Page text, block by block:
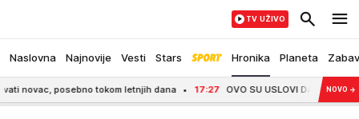
Naslovna Najnovije Vesti Stars Hronika Planeta
TV UŽIVO
posebno tokom letnjih dana 17:27 OVO SU USLOVI DALILE NOVO →